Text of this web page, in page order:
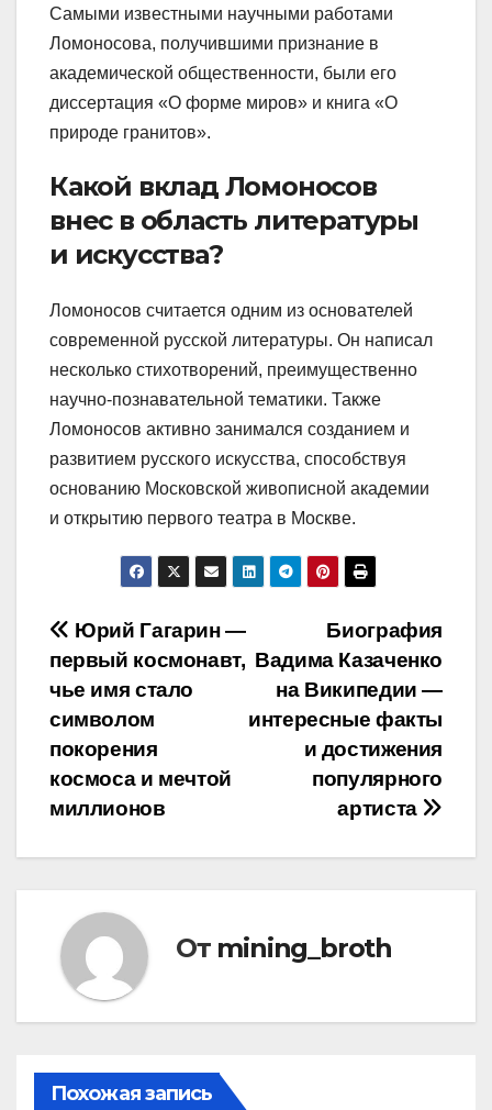
Самыми известными научными работами
Ломоносова, получившими признание в
академической общественности, были его
диссертация «О форме миров» и книга «О
природе гранитов».
Какой вклад Ломоносов
внес в область литературы
и искусства?
Ломоносов считается одним из основателей
современной русской литературы. Он написал
несколько стихотворений, преимущественно
научно-познавательной тематики. Также
Ломоносов активно занимался созданием и
развитием русского искусства, способствуя
основанию Московской живописной академии
и открытию первого театра в Москве.
Навигация
по
записям
Биография
Вадима Казаченко
на Википедии —
интересные факты
и достижения
популярного
артиста
Юрий Гагарин —
первый космонавт,
чье имя стало
символом
покорения
космоса и мечтой
миллионов
От mining_broth
Похожая запись